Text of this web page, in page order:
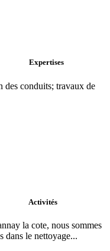
Expertises
des conduits; travaux de
Activités
la cote, nous sommes
dans le nettoyage...